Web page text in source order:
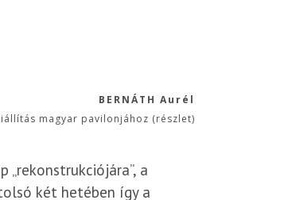
BERNÁTH Aurél
magyar pavilonjához (részlet)
„rekonstrukciójára”, a
két hetében így a